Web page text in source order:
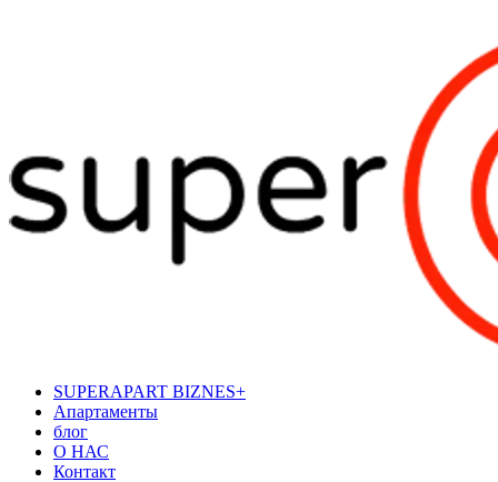
SUPERAPART BIZNES+
Апартаменты
блог
О НАС
Контакт